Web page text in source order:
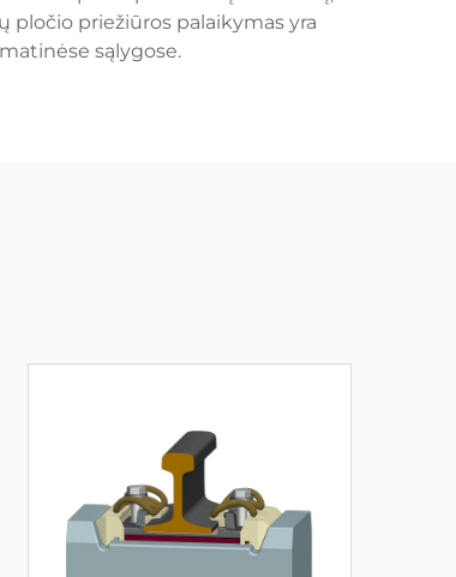
pločio priežiūros palaikymas yra
sąlygose.